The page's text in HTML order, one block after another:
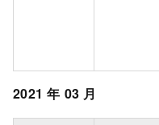
2021 年 03 月